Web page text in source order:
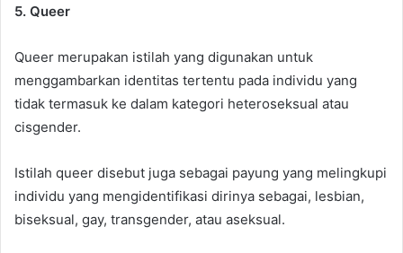
5. Queer
Queer merupakan istilah yang digunakan untuk
menggambarkan identitas tertentu pada individu yang
tidak termasuk ke dalam kategori heteroseksual atau
cisgender.
Istilah queer disebut juga sebagai payung yang melingkupi
individu yang mengidentifikasi dirinya sebagai, lesbian,
biseksual, gay, transgender, atau aseksual.